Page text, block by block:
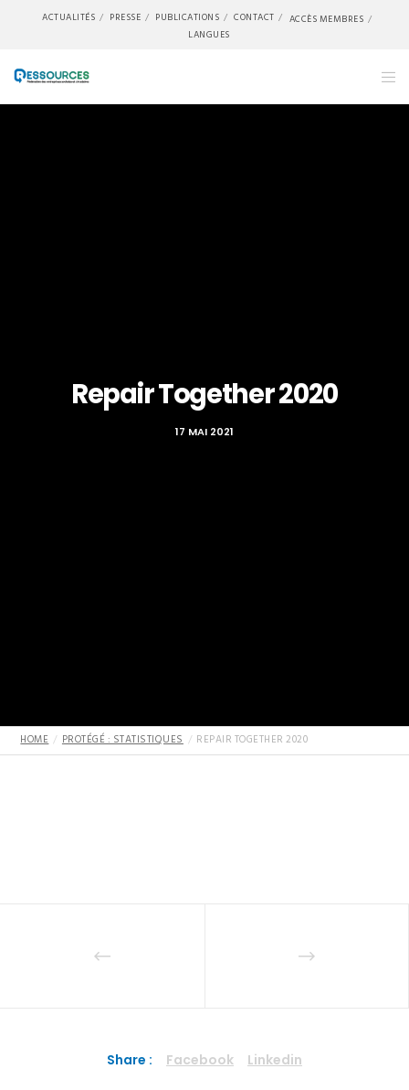
ACTUALITÉS PRESSE PUBLICATIONS CONTACT
ACCÈS MEMBRES
LANGUES
Repair Together 2020
17 MAI 2021
HOME PROTÉGÉ : STATISTIQUES REPAIR TOGETHER 2020
Share : Facebook Linkedin